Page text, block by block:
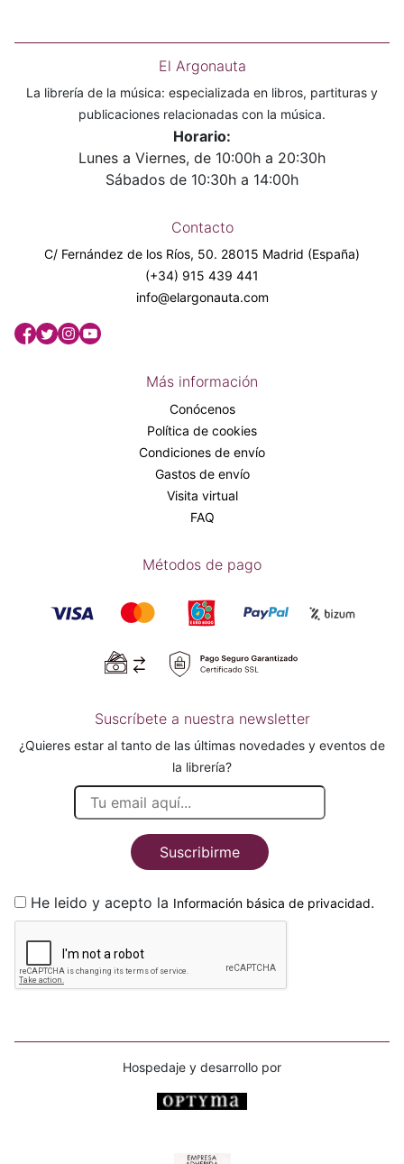
El Argonauta
La librería de la música: especializada en libros, partituras y
publicaciones relacionadas con la música.
Horario:
Lunes a Viernes, de 10:00h a 20:30h
Sábados de 10:30h a 14:00h
Contacto
C/ Fernández de los Ríos, 50. 28015 Madrid (España)
(+34) 915 439 441
info@elargonauta.com
Más información
Conócenos
Política de cookies
Condiciones de envío
Gastos de envío
Visita virtual
FAQ
Métodos de pago
Suscríbete a nuestra newsletter
¿Quieres estar al tanto de las últimas novedades y eventos de
la librería?
Suscribirme
He leido y acepto la Información básica de privacidad.
Hospedaje y desarrollo por